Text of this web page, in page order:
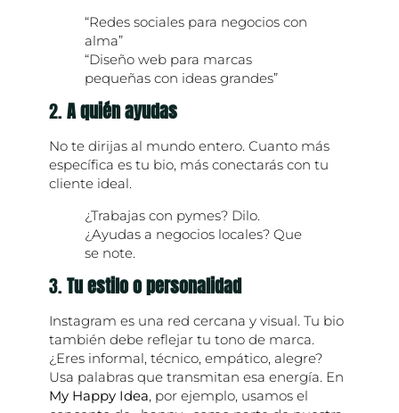
“Redes sociales para negocios con
alma”
“Diseño web para marcas
pequeñas con ideas grandes”
2.A quién ayudas
No te dirijas al mundo entero. Cuanto más
específica es tu bio, más conectarás con tu
cliente ideal.
¿Trabajas con pymes? Dilo.
¿Ayudas a negocios locales? Que
se note.
3.Tu estilo o personalidad
Instagram es una red cercana y visual. Tu bio
también debe reflejar tu tono de marca.
¿Eres informal, técnico, empático, alegre?
Usa palabras que transmitan esa energía. En
My Happy Idea, por ejemplo, usamos el